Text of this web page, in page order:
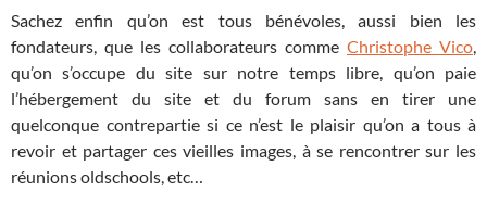
Sachez enfin qu’on est tous bénévoles, aussi bien les
fondateurs, que les collaborateurs comme Christophe Vico,
qu’on s’occupe du site sur notre temps libre, qu’on paie
l’hébergement du site et du forum sans en tirer une
quelconque contrepartie si ce n’est le plaisir qu’on a tous à
revoir et partager ces vieilles images, à se rencontrer sur les
réunions oldschools, etc…